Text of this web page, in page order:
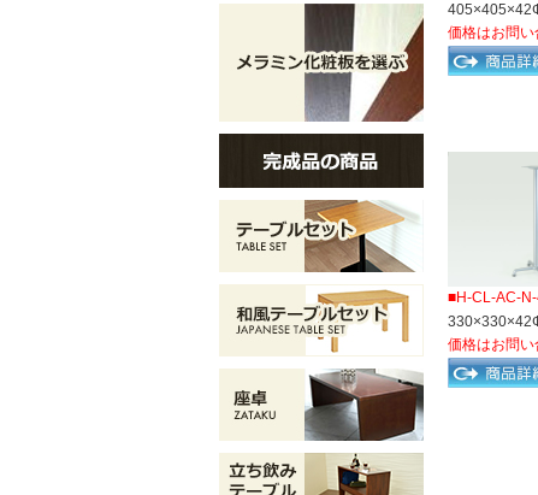
価格はお問
■H-CL-AC-
価格はお問